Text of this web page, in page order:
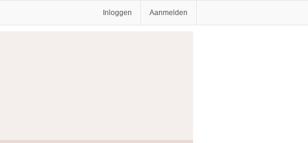
Inloggen Aanmelden